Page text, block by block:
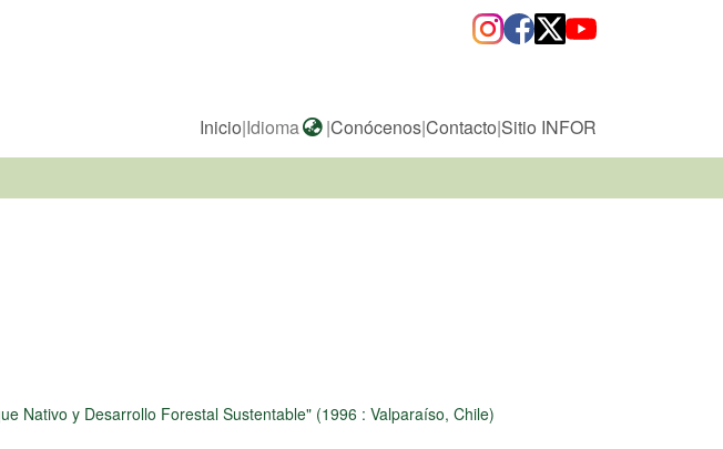
Inicio|Idioma |Conócenos|Contacto|Sitio INFOR
Nativo y Desarrollo Forestal Sustentable" (1996 : Valparaíso, Chile)